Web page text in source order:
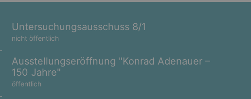
Untersuchungsausschuss 8/1
nicht öffentlich
Ausstellungseröffnung "Konrad Adenauer –
150 Jahre"
öffentlich